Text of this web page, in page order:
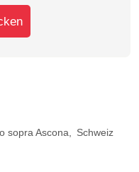
sopra Ascona
Schweiz